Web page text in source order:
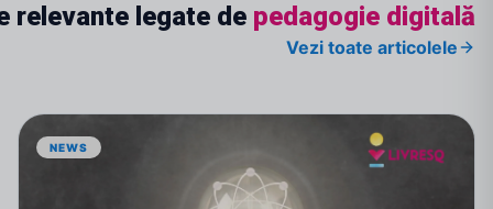
relevante legate de pedagogie digitală
Vezi toate articolele
NEWS